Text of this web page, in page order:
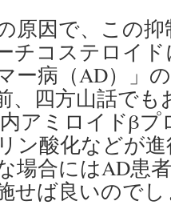
原因で、この
チコステロイ
ー病（AD）」
、四方山話で
アミロイドβ
ン酸化などが
場合にはAD患
せば良いので